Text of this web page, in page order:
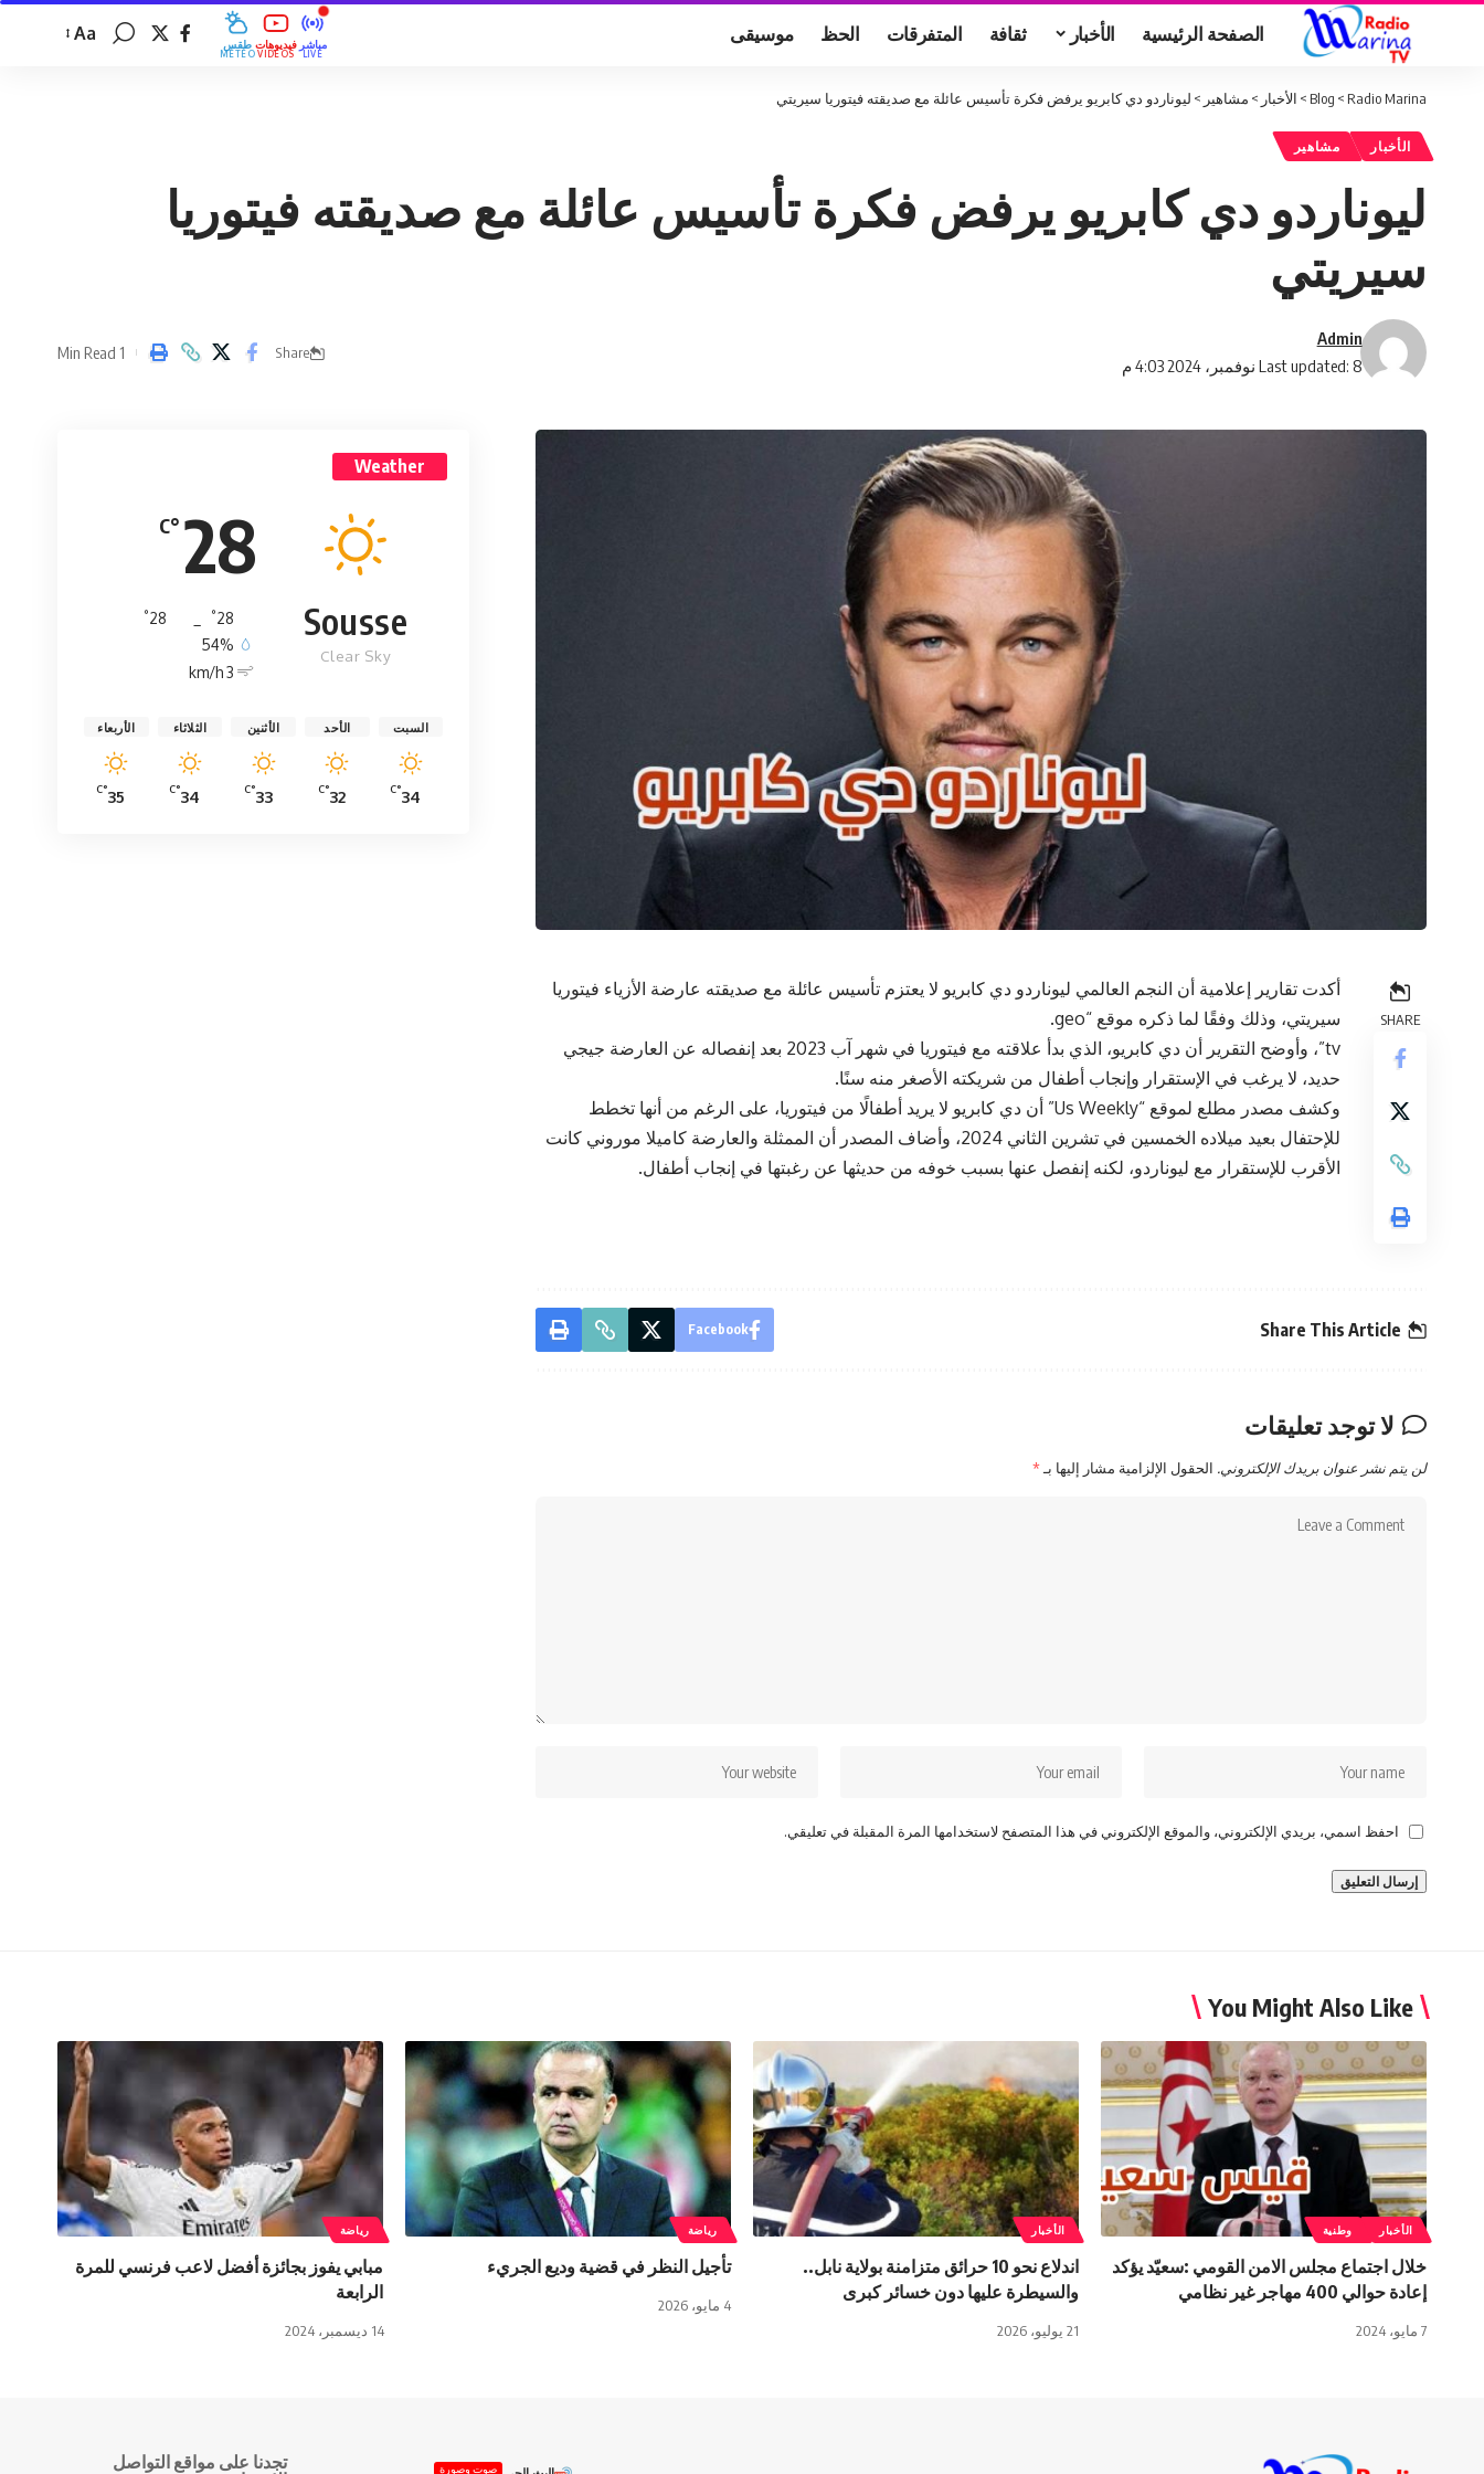
الصفحة الرئيسية الأخبار ثقافة المتفرقات الحظ موسيقى طقس
MÉTÉO
فيديوهات
VIDÉOS
مباشر
LIVE
Aa
Radio Marina
>
Blog
> الأخبار > مشاهير > ليوناردو دي كابريو يرفض فكرة تأسيس عائلة مع صديقته فيتوريا سيريتي
الأخبار مشاهير
ليوناردو دي كابريو يرفض فكرة تأسيس عائلة مع صديقته فيتوريا
سيريتي
Last updated: 8 نوفمبر، 2024 4:03 م
Admin
Share
1 Min Read
SHARE
أكدت تقارير إعلامية أن النجم العالمي ليوناردو دي كابريو لا يعتزم تأسيس عائلة مع صديقته عارضة الأزياء فيتوريا
سيريتي، وذلك وفقًا لما ذكره موقع “geo.
tv”، وأوضح التقرير أن دي كابريو، الذي بدأ علاقته مع فيتوريا في شهر آب 2023 بعد إنفصاله عن العارضة جيجي
حديد، لا يرغب في الإستقرار وإنجاب أطفال من شريكته الأصغر منه سنًا.
وكشف مصدر مطلع لموقع “Us Weekly” أن دي كابريو لا يريد أطفالًا من فيتوريا، على الرغم من أنها تخطط
للإحتفال بعيد ميلاده الخمسين في تشرين الثاني 2024، وأضاف المصدر أن الممثلة والعارضة كاميلا موروني كانت
الأقرب للإستقرار مع ليوناردو، لكنه إنفصل عنها بسبب خوفه من حديثها عن رغبتها في إنجاب أطفال.
Share This Article
Facebook
لا توجد تعليقات
لن يتم نشر عنوان بريدك الإلكتروني. الحقول الإلزامية مشار إليها بـ*
احفظ اسمي، بريدي الإلكتروني، والموقع الإلكتروني في هذا المتصفح لاستخدامها المرة المقبلة في تعليقي.
Weather
28
°C
Sousse
Clear Sky
28
°
28
°
54%
3 km/h
السبت
34
°C
الأحد
32
°C
الأثنين
33
°C
الثلاثاء
34
°C
الأربعاء
35
°C
You Might Also Like
الأخبار وطنية
خلال اجتماع مجلس الامن القومي :سعيّد يؤكد
إعادة حوالي 400 مهاجر غير نظامي
7 مايو، 2024
الأخبار
اندلاع نحو 10 حرائق متزامنة بولاية نابل..
والسيطرة عليها دون خسائر كبرى
21 يوليو، 2026
رياضة
تأجيل النظر في قضية وديع الجريء
4 مايو، 2026
رياضة
مبابي يفوز بجائزة أفضل لاعب فرنسي للمرة
الرابعة
14 ديسمبر، 2024
صوت وصورة
تجدنا على مواقع التواصل